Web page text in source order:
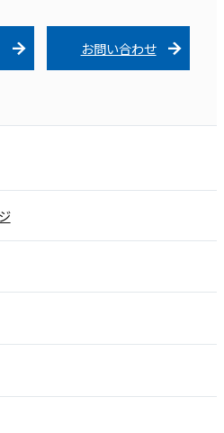
お問い合わせ